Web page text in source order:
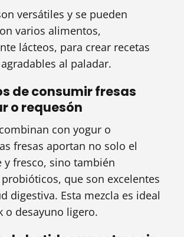
versátiles y se pueden
varios alimentos,
lácteos, para crear recetas
al paladar.
de consumir fresas
o requesón
con yogur o
fresas aportan no solo el
y fresco, sino también
que son excelentes
digestiva. Esta mezcla es ideal
o desayuno ligero.